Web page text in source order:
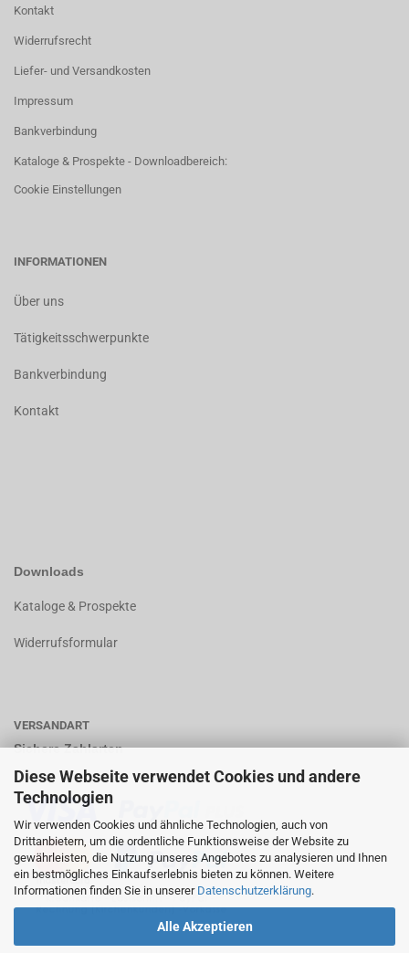
Diese Webseite verwendet Cookies und andere
Technologien
Wir verwenden Cookies und ähnliche Technologien, auch von
Drittanbietern, um die ordentliche Funktionsweise der Website zu
gewährleisten, die Nutzung unseres Angebotes zu analysieren und Ihnen
ein bestmögliches Einkaufserlebnis bieten zu können. Weitere
Informationen finden Sie in unserer Datenschutzerklärung.
Alle Akzeptieren
Kontakt
Widerrufsrecht
Liefer- und Versandkosten
Impressum
Bankverbindung
Kataloge & Prospekte - Downloadbereich:
Cookie Einstellungen
INFORMATIONEN
Über uns
Tätigkeitsschwerpunkte
Bankverbindung
Kontakt
Downloads
Kataloge & Prospekte
Widerrufsformular
VERSANDART
Sichere Zahlarten